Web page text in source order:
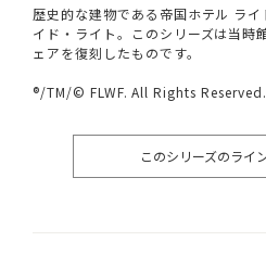
歴史的な建物である帝国ホテル ラ
イド・ライト。このシリーズは当時
ェアを復刻したものです。
®/TM/© FLWF. All Rights Reserved.
このシリーズのライ